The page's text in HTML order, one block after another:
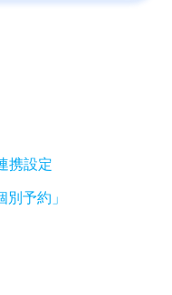
携設定
予約」